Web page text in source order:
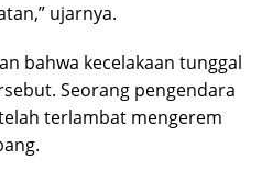
ujarnya.
bahwa kecelakaan tunggal
Seorang pengendara
terlambat mengerem